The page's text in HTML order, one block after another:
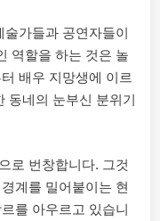
가들과 공연자들이
역할을 하는 것은 놀
배우 지망생에 이르
동네의 눈부신 분위기
로 번창합니다. 그것
계를 밀어붙이는 현
를 아우르고 있습니